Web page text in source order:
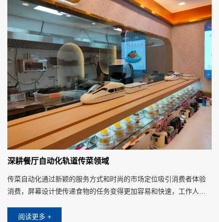
深耕餐厅自动化轨道传菜领域
传菜自动化通过新颖的服务方式和时尚的市场定位吸引消费者体验
消费，屏幕设计使传递食物的任务变得更加容易和快速，工作人员
要其他操作设置
阅读更多 +